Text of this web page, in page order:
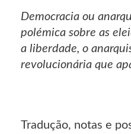
Democracia ou
polémica sobre as
a liberdade, o
revolucionária que
Tradução, notas e